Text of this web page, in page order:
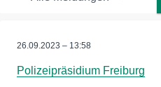
26.09.2023 – 13:58
Polizeipräsidium Freiburg